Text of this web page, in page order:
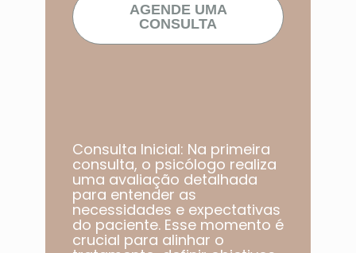
AGENDE UMA
CONSULTA
Consulta Inicial: Na primeira
consulta, o psicólogo realiza
uma avaliação detalhada
para entender as
necessidades e expectativas
do paciente. Esse momento é
crucial para alinhar o